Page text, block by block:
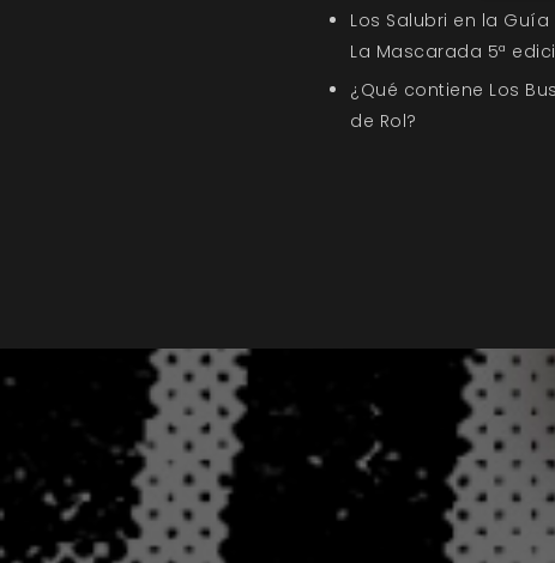
Los Salubri en la
La Mascarada 5ª
¿Qué contiene Los
de Rol?